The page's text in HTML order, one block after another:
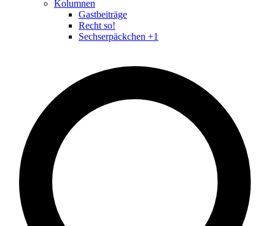
Kolumnen
Gastbeiträge
Recht so!
Sechserpäckchen +1